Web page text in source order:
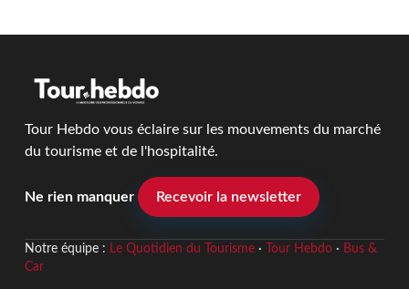
Tour Hebdo vous éclaire sur les mouvements du marché
du tourisme et de l'hospitalité.
Ne rien manquer Recevoir la newsletter
Notre équipe : Le Quotidien du Tourisme· Tour Hebdo· Bus &
Car